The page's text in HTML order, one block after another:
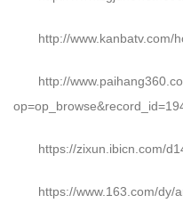
http://www.kanbatv.com/
http://
https://zixun.ibicn.com/
https://www.163.com/dy/